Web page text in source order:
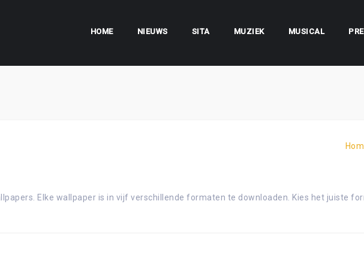
HOME NIEUWS SITA MUZIEK MUSICAL
Elke wallpaper is in vijf verschillende formaten te downloaden. Kies het juiste